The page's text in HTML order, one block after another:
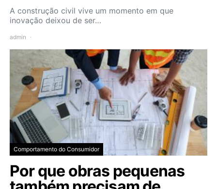
A construção civil vive um momento em que
inovação deixou de ser…
admin
Comportamento do Consumidor
Por que obras pequenas